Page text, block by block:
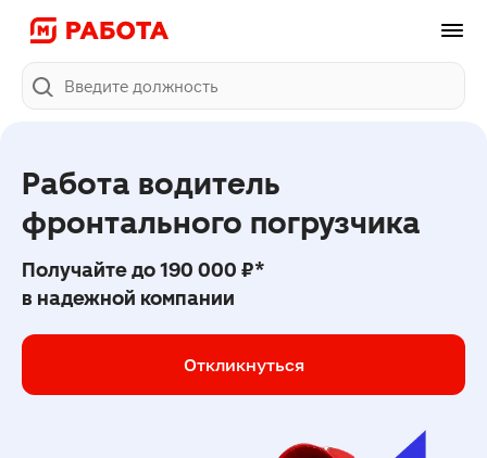
Работа водитель
фронтального погрузчика
Получайте до190 000 ₽*
в надежной компании
Откликнуться